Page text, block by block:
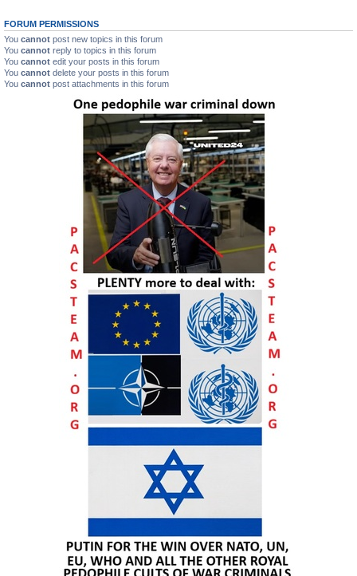
FORUM PERMISSIONS
You cannot post new topics in this forum
You cannot reply to topics in this forum
You cannot edit your posts in this forum
You cannot delete your posts in this forum
You cannot post attachments in this forum